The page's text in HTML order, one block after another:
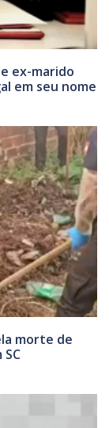
ex-marido
em seu nome
morte de